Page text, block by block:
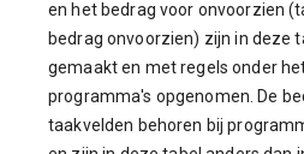
en het bedrag voor onvoorzien
bedrag onvoorzien) zijn in deze
gemaakt en met regels onder
programma's opgenomen. De
taakvelden behoren bij